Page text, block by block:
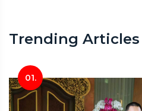
Trending Articles
01.